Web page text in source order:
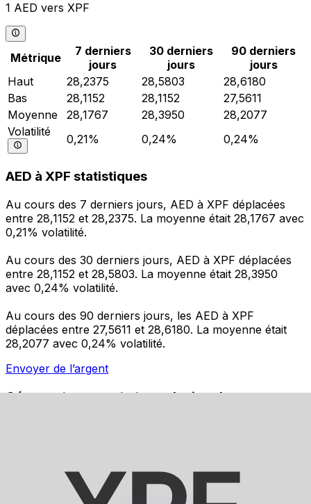
1 AED vers XPF
Métrique
7 derniers
jours
30 derniers
jours
90 derniers
jours
Haut
28,2375 28,5803
28,6180
Bas
28,1152 28,1152
27,5611
Moyenne
28,1767 28,3950
28,2077
Volatilité
0,21% 0,24% 0,24%
AED à XPF statistiques
Au cours des 7 derniers jours, AED à XPF déplacées
entre 28,1152 et 28,2375. La moyenne était 28,1767 avec
0,21% volatilité.
Au cours des 30 derniers jours, AED à XPF déplacées
entre 28,1152 et 28,5803. La moyenne était 28,3950
avec 0,24% volatilité.
Au cours des 90 derniers jours, les AED à XPF
déplacées entre 27,5611 et 28,6180. La moyenne était
28,2077 avec 0,24% volatilité.
Envoyer de l’argent
Gérez votre argent et vos devises lorsque vous
et la gestion de vos devises. Convertissez des devises,
programmez des alertes de taux et transférez de
l'argent à l'étranger sans frais cachés. Téléchargez